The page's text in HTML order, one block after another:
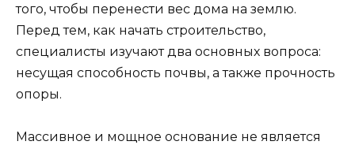
того, чтобы перенести вес дома на землю.
Перед тем, как начать строительство,
специалисты изучают два основных вопроса:
несущая способность почвы, а также прочность
опоры.
Массивное и мощное основание не является